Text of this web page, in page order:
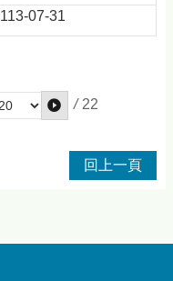
113-07-31
/ 22
回上一頁